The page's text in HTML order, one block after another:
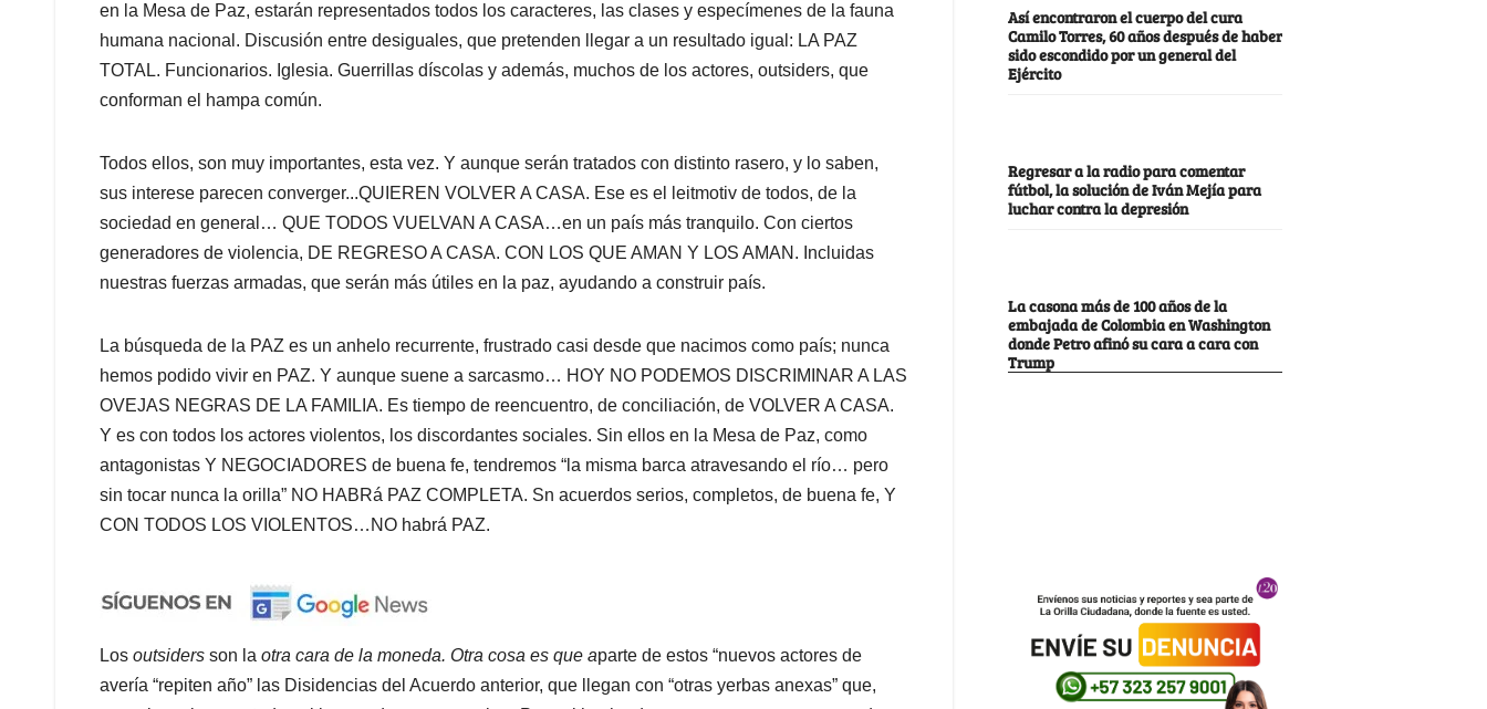
en la Mesa de Paz, estarán representados todos los caracteres, las clases y especímenes de la fauna
humana nacional. Discusión entre desiguales, que pretenden llegar a un resultado igual: LA PAZ
TOTAL. Funcionarios. Iglesia. Guerrillas díscolas y además, muchos de los actores, outsiders, que
conforman el hampa común.
Todos ellos, son muy importantes, esta vez. Y aunque serán tratados con distinto rasero, y lo saben,
sus interese parecen converger...QUIEREN VOLVER A CASA. Ese es el leitmotiv de todos, de la
sociedad en general… QUE TODOS VUELVAN A CASA…en un país más tranquilo. Con ciertos
generadores de violencia, DE REGRESO A CASA. CON LOS QUE AMAN Y LOS AMAN. Incluidas
nuestras fuerzas armadas, que serán más útiles en la paz, ayudando a construir país.
La búsqueda de la PAZ es un anhelo recurrente, frustrado casi desde que nacimos como país; nunca
hemos podido vivir en PAZ. Y aunque suene a sarcasmo… HOY NO PODEMOS DISCRIMINAR A LAS
OVEJAS NEGRAS DE LA FAMILIA. Es tiempo de reencuentro, de conciliación, de VOLVER A CASA.
Y es con todos los actores violentos, los discordantes sociales. Sin ellos en la Mesa de Paz, como
antagonistas Y NEGOCIADORES de buena fe, tendremos “la misma barca atravesando el río… pero
sin tocar nunca la orilla” NO HABRá PAZ COMPLETA. Sn acuerdos serios, completos, de buena fe, Y
CON TODOS LOS VIOLENTOS…NO habrá PAZ.
Los outsiders son la otra cara de la moneda. Otra cosa es que aparte de estos “nuevos actores de
avería “repiten año” las Disidencias del Acuerdo anterior, que llegan con “otras yerbas anexas” que,
Así encontraron el cuerpo del cura
Camilo Torres, 60 años después de haber
sido escondido por un general del
Ejército
Regresar a la radio para comentar
fútbol, la solución de Iván Mejía para
luchar contra la depresión
La casona más de 100 años de la
embajada de Colombia en Washington
donde Petro afinó su cara a cara con
Trump